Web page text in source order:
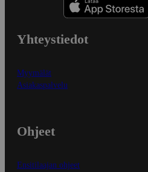
Yhteystiedot
Myymälät
Asiakaspalvelu
Ohjeet
Ensitilaajan ohjeet